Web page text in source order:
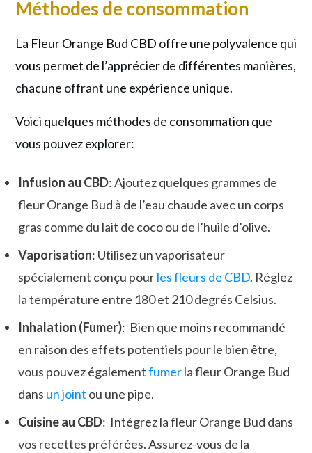
Méthodes de consommation
La Fleur Orange Bud CBD offre une polyvalence qui
vous permet de l’apprécier de différentes manières,
chacune offrant une expérience unique.
Voici quelques méthodes de consommation que
vous pouvez explorer:
Infusion au CBD: Ajoutez quelques grammes de
fleur Orange Bud à de l’eau chaude avec un corps
gras comme du lait de coco ou de l’huile d’olive.
Vaporisation: Utilisez un vaporisateur
spécialement conçu pourles fleurs de CBD. Réglez
la température entre 180 et 210 degrés Celsius.
Inhalation (Fumer): Bien que moins recommandé
en raison des effets potentiels pour le bien être,
vous pouvez égalementfumerla fleur Orange Bud
dans un joint ou une pipe.
Cuisine au CBD: Intégrez la fleur Orange Bud dans
vos recettes préférées. Assurez-vous de la